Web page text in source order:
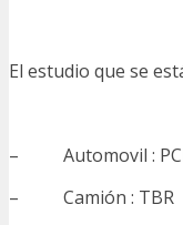
El estudio que se
– Automovil :
– Camión : TBR